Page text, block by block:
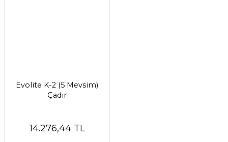
Evolite K-2 (5 Mevsim)
Çadır
14.276,44 TL